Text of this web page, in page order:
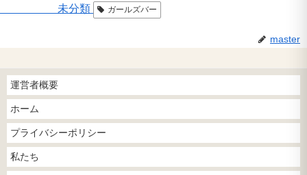
未分類 ガールズバー
master
運営者概要
ホーム
プライバシーポリシー
私たち